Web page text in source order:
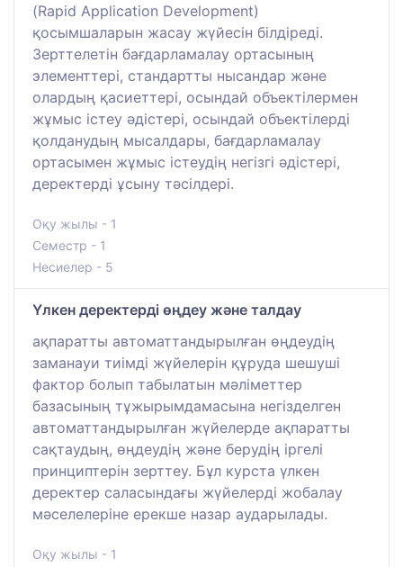
(Rapid Application Development)
қосымшаларын жасау жүйесін білдіреді.
Зерттелетін бағдарламалау ортасының
элементтері, стандартты нысандар және
олардың қасиеттері, осындай объектілермен
жұмыс істеу әдістері, осындай объектілерді
қолданудың мысалдары, бағдарламалау
ортасымен жұмыс істеудің негізгі әдістері,
деректерді ұсыну тәсілдері.
Оқу жылы - 1
Семестр - 1
Несиелер - 5
Үлкен деректерді өңдеу және талдау
ақпаратты автоматтандырылған өңдеудің
заманауи тиімді жүйелерін құруда шешуші
фактор болып табылатын мәліметтер
базасының тұжырымдамасына негізделген
автоматтандырылған жүйелерде ақпаратты
сақтаудың, өңдеудің және берудің іргелі
принциптерін зерттеу. Бұл курста үлкен
деректер саласындағы жүйелерді жобалау
мәселелеріне ерекше назар аударылады.
Оқу жылы - 1